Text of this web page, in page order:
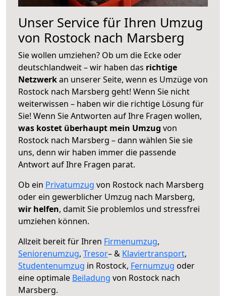
Unser Service für Ihren Umzug
von Rostock nach Marsberg
Sie wollen umziehen? Ob um die Ecke oder
deutschlandweit – wir haben das richtige
Netzwerkan unserer Seite, wenn es Umzüge von
Rostock nach Marsberg geht! Wenn Sie nicht
weiterwissen – haben wir die richtige Lösung für
Sie! Wenn Sie Antworten auf Ihre Fragen wollen,
was kostet überhaupt mein Umzug von
Rostock nach Marsberg – dann wählen Sie sie
uns, denn wir haben immer die passende
Antwort auf Ihre Fragen parat.
Ob ein Privatumzug von Rostock nach Marsberg
oder ein gewerblicher Umzug nach Marsberg,
wir helfen, damit Sie problemlos und stressfrei
umziehen können.
Allzeit bereit für Ihren Firmenumzug,
Seniorenumzug, Tresor– & Klaviertransport,
Studentenumzug in Rostock, Fernumzug oder
eine optimale Beiladung von Rostock nach
Marsberg.